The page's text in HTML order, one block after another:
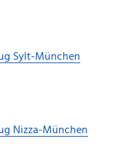
Sylt-München
Nizza-München